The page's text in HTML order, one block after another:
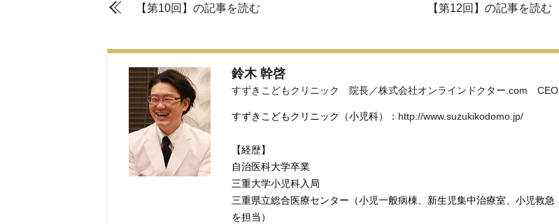
【第10回】の記事を読む 【第12回】の記事を読む
鈴木 幹啓
すずきこどもクリニック 院長／株式会社オンラインドクター.com CEO
すずきこどもクリニック（小児科）： http://www.suzukikodomo.jp/
【経歴】
自治医科大学卒業
三重大学小児科入局
三重県立総合医療センター（小児一般病棟、新生児集中治療室、小児救急
を担当）